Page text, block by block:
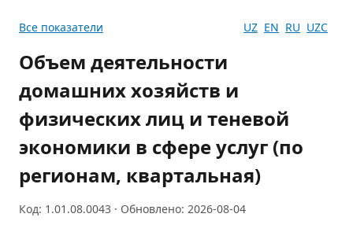
Все показатели UZ EN RU UZC
Объем деятельности
домашних хозяйств и
физических лиц и теневой
экономики в сфере услуг (по
регионам, квартальная)
Код: 1.01.08.0043 · Обновлено: 2026-08-04